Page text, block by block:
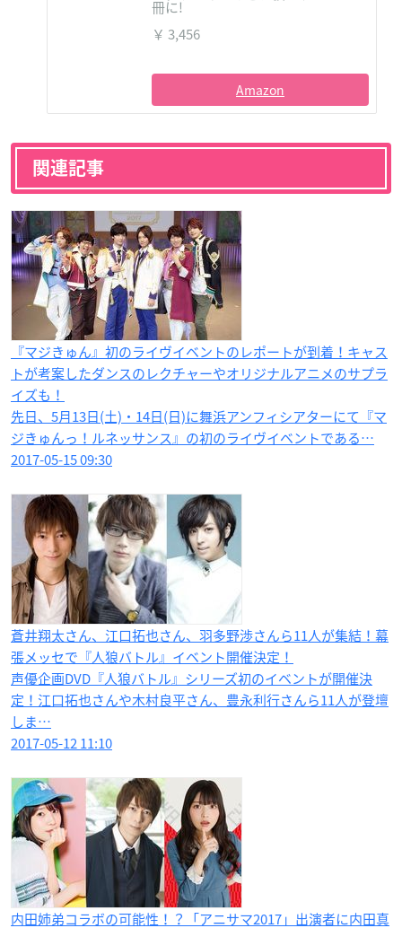
冊に!
￥ 3,456
Amazon
関連記事
『マジきゅん』初のライヴイベントのレポートが到着！キャス
トが考案したダンスのレクチャーやオリジナルアニメのサプラ
イズも！
先日、5月13日(土)・14日(日)に舞浜アンフィシアターにて『マ
ジきゅんっ！ルネッサンス』の初のライヴイベントである…
2017-05-15 09:30
蒼井翔太さん、江口拓也さん、羽多野渉さんら11人が集結！幕
張メッセで『人狼バトル』イベント開催決定！
声優企画DVD『人狼バトル』シリーズ初のイベントが開催決
定！江口拓也さんや木村良平さん、豊永利行さんら11人が登壇
しま…
2017-05-12 11:10
内田姉弟コラボの可能性！？「アニサマ2017」出演者に内田真